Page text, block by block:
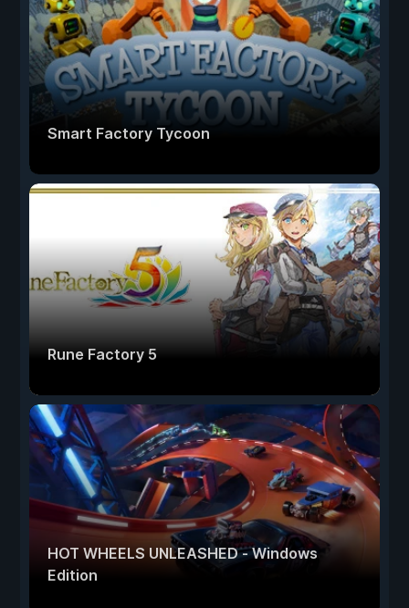
Smart Factory Tycoon
Rune Factory 5
HOT WHEELS UNLEASHED - Windows
Edition